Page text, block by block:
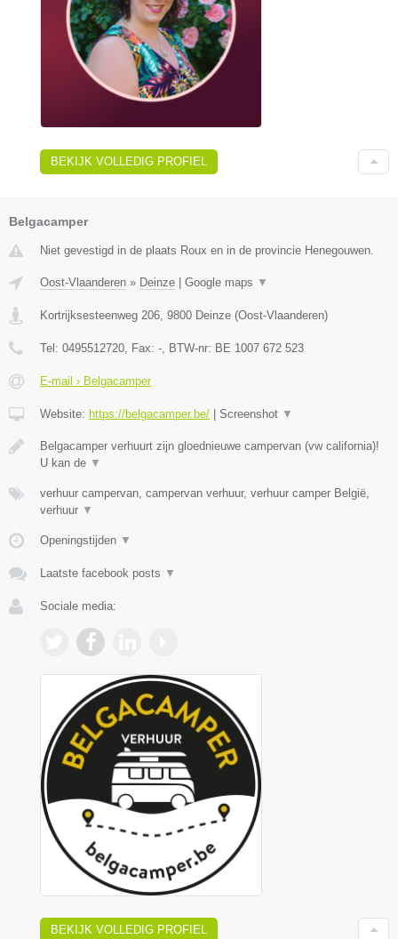
BEKIJK VOLLEDIG PROFIEL
Belgacamper
Niet gevestigd in de plaats Roux en in de provincie Henegouwen.
Oost-Vlaanderen » Deinze Google maps ▼
Kortrijksesteenweg 206, 9800 Deinze (Oost-Vlaanderen)
Tel: 0495512720, Fax: -, BTW-nr: BE 1007 672 523
E-mail › Belgacamper
Website: https://belgacamper.be/ Screenshot ▼
Belgacamper verhuurt zijn gloednieuwe campervan (vw california)!
U kan de ▼
verhuur campervan, campervan verhuur, verhuur camper België,
verhuur ▼
Openingstijden ▼
Laatste facebook posts ▼
Sociale media:
BEKIJK VOLLEDIG PROFIEL